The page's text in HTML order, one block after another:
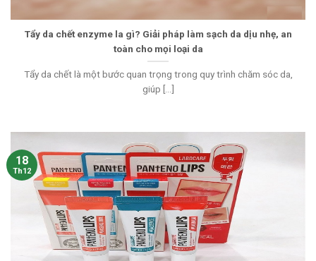
Tẩy da chết enzyme la gì? Giải pháp làm sạch da dịu nhẹ, an
toàn cho mọi loại da
Tẩy da chết là một bước quan trọng trong quy trình chăm sóc da,
giúp [...]
18
Th12